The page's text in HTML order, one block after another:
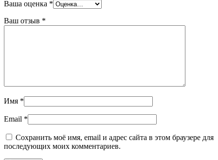
Ваша оценка *
Ваш отзыв *
Имя *
Email *
Сохранить моё имя, email и адрес сайта в этом браузере для
последующих моих комментариев.